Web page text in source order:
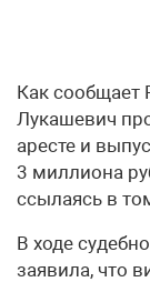
Как
Лукашевич
аресте и
3 миллиона
ссылаясь в
В ходе
заявила, что